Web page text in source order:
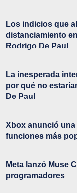
Los indicios que
distanciamiento
Rodrigo De Paul
La inesperada
por qué no
De Paul
Xbox anunció
funciones más
Meta lanzó Muse
programadores